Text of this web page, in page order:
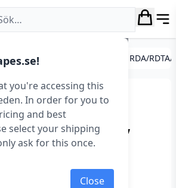
you're accessing this
In order for you to
and best
select your shipping
ask for this once.
Close
Avancerade coils Coils till RDA/RDTA/
Triple
Coil (OFRF,
ohm)